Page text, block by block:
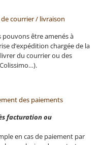
courrier / livraison
pouvons être amenés à
d’expédition chargée de la
du courrier ou des
des paiements
facturation ou
en cas de paiement par